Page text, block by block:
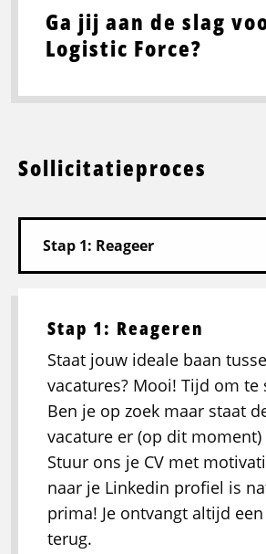
Ga jij aan de slag
Logistic Force?
Sollicitatieproces
Stap 1: Reageren
Staat jouw ideale baan
vacatures? Mooi! Tijd om te
Ben je op zoek maar staat
vacature er (op dit
Stuur ons je CV met
naar je Linkedin profiel is
prima! Je ontvangt altijd
terug.